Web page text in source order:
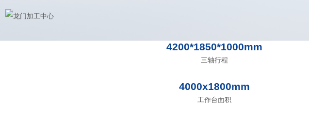
4200*1850*1000mm
三轴行程
4000x1800mm
工作台面积